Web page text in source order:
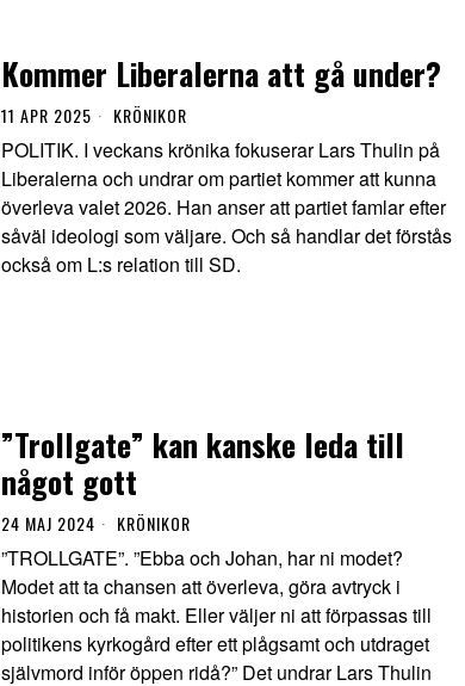
Kommer Liberalerna att gå under?
11 APR 2025 KRÖNIKOR
POLITIK. I veckans krönika fokuserar Lars Thulin på
Liberalerna och undrar om partiet kommer att kunna
överleva valet 2026. Han anser att partiet famlar efter
såväl ideologi som väljare. Och så handlar det förstås
också om L:s relation till SD.
”Trollgate” kan kanske leda till
något gott
24 MAJ 2024 KRÖNIKOR
”TROLLGATE”. ”Ebba och Johan, har ni modet?
Modet att ta chansen att överleva, göra avtryck i
historien och få makt. Eller väljer ni att förpassas till
politikens kyrkogård efter ett plågsamt och utdraget
självmord inför öppen ridå?” Det undrar Lars Thulin